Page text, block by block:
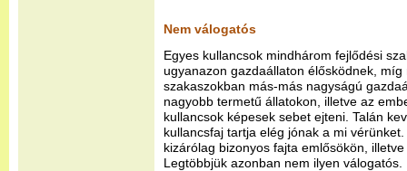
Nem válogatós
Egyes kullancsok mindhárom fejlődési
ugyanazon gazdaállaton élősködnek,
szakaszokban más-más nagyságú
nagyobb termetű állatokon, illetve az
kullancsok képesek sebet ejteni. Talán
kullancsfaj tartja elég jónak a mi
kizárólag bizonyos fajta emlősökön,
Legtöbbjük azonban nem ilyen válogatós.